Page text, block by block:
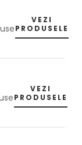
VEZI
PRODUSELE
VEZI
PRODUSELE